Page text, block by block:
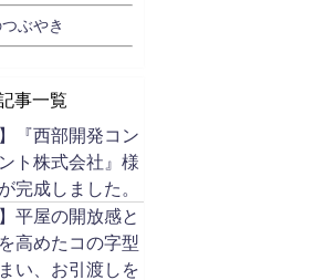
ぶやき
事一覧
】『西部開発コン
ト株式会社』様
完成しました。
平屋の開放感と
高めたコの字型
い、お引渡しを